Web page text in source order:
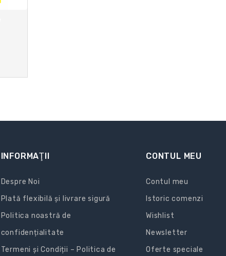
INFORMAŢII
Despre Noi
Plată flexibilă și livrare sigură
Politica noastră de
confidențialitate
Termeni și Condiții – Politica de
CONTUL MEU
Contul meu
Istoric comenzi
Wishlist
Newsletter
Oferte speciale